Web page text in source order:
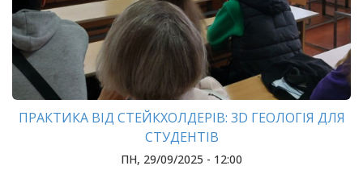
ПРАКТИКА ВІД СТЕЙКХОЛДЕРІВ: 3D ГЕОЛОГІЯ ДЛЯ
СТУДЕНТІВ
ПН, 29/09/2025 - 12:00